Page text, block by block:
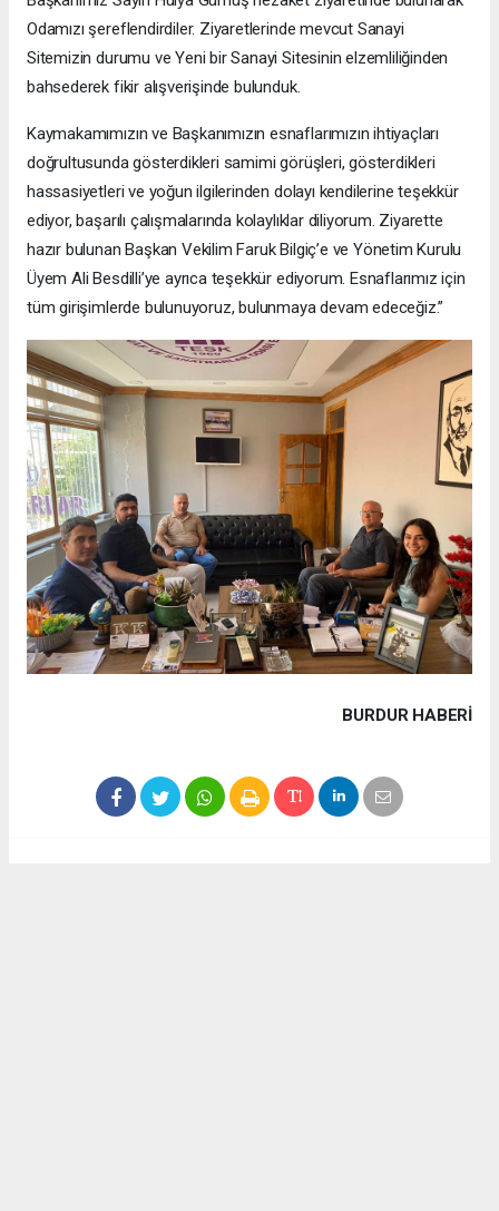
Odamızı şereflendirdiler. Ziyaretlerinde mevcut Sanayi
Sitemizin durumu ve Yeni bir Sanayi Sitesinin elzemliliğinden
bahsederek fikir alışverişinde bulunduk.
Kaymakamımızın ve Başkanımızın esnaflarımızın ihtiyaçları
doğrultusunda gösterdikleri samimi görüşleri, gösterdikleri
hassasiyetleri ve yoğun ilgilerinden dolayı kendilerine teşekkür
ediyor, başarılı çalışmalarında kolaylıklar diliyorum. Ziyarette
hazır bulunan Başkan Vekilim Faruk Bilgiç’e ve Yönetim Kurulu
Üyem Ali Besdilli’ye ayrıca teşekkür ediyorum. Esnaflarımız için
tüm girişimlerde bulunuyoruz, bulunmaya devam edeceğiz.”
BURDUR HABERİ